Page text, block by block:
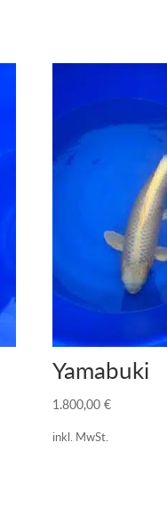
Yamabuki
1.800,00 €
inkl. MwSt.